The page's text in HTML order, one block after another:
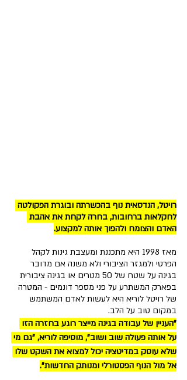
רויטל, הנדסאית נוף בהכשרתה ובוגרת הפקולטה
לחקלאות ברחובות, בחרה לקחת את אהבת
האדם והצומח ולהפוך אותה למקצוע.
מאז 1998 היא מתכננת ומעצבת גינות לקהל
הפרטי ולמגזר הציבורי ולא משנה אם מדובר
בגינה על שטח של 50 מטרים או בגינה ציבורית
בפארק המשתרע על פני מספר דונמים - המטרה
של רויטל לוריא היא לעשות לאדם המשתמש
במקום טוב על הלב.
"העניין של עבודה בגינה מייצר רוגע בחזרה הזו
על אותה פעולה שוב ושוב", מוסיפה לוריא, "גם מי
שלא עוסק במדיטציה יכול למצוא את השקט שלו
אל מול הנוף הפסטורלי ומנותק החדשות".